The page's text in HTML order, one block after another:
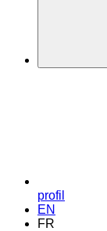
profil
EN
FR